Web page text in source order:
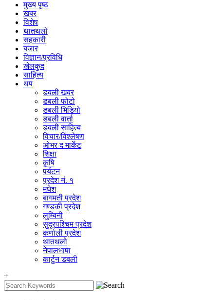
मुख्य पृष्ठ
खबर
विशेष
थातथलो
सहकारी
बजार
विज्ञान/प्रविधि
खेलकुद
साहित्य
थप
डबली खबर
डबली फोटो
डबली भिडियो
डबली वार्ता
डबली साहित्य
विचार/विश्‍लेषण
ओभर द मार्केट
शिक्षा
कृषि
पर्यटन
प्रदेश नं. १
मधेश
बागमती प्रदेश
गण्डकी प्रदेश
लुम्बिनी
सुदूरपश्चिम प्रदेश
कर्णाली प्रदेश
थातथलो
नेपालभाषा
कार्टुन डबली
+